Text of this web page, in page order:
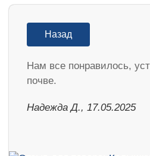
Назад
Нам все понравилось,
почве.
Надежда Д., 17.05.2025